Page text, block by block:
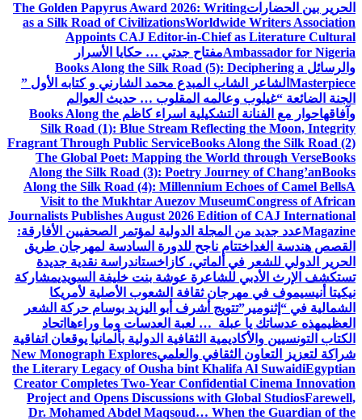
الحرير بين الحضاراتThe Golden Papyrus Award 2026: Writing
as a Silk Road of CivilizationsWorldwide Writers Association
Appoints CAJ Editor-in-Chief as Literature Cultural
Ambassador for Nigeriaمفتاح جدتي … حكايا الأسرار
والرسائل Books Along the Silk Road (5): Deciphering a
Masterpiece الشاعر الشاب المبدع محمد الشارني و كتابه الأول ”
الجنة الضائعة “غيلوب وعالمه المقلوب … حديث العوالم
وآفاقهاحوار مع الفنانة التشكيلية اسراء كاظم Books Along the
Silk Road (1): Blue Stream Reflecting the Moon, Integrity
Fragrant Through Public ServiceBooks Along the Silk Road (2)
The Global Poet: Mapping the World through VerseBooks
Along the Silk Road (3): Poetry Journey of Chang’anBooks
Along the Silk Road (4): Millennium Echoes of Camel BellsA
Visit to the Mukhtar Auezov MuseumCongress of African
Journalists Publishes August 2026 Edition of CAJ International
Magazineعدد جديد من المجلة الدولية لمؤتمر الصحفيين الأفارقة:
القصص هندسة الغد اختتام ناجح للدورة السادسة لمهرجان طريق
الحرير الدولي للشعر في ألماتي، كازاخستاندراسة نقدية جديدة
تستكشف الإرث الأدبي للشاعرة عوشة بنت خليفة السويديمشاركة
نيكيتا أنيسيموف في مهرجان ثقافة الشعوب الأصلية لأمريكا
الشمالية في “إثنومير”تتويج أشرف أبو اليزيد بوسام حركة الشعر
العظيمهذه عدساتك يا عبلة … لعبة العدسات وما وراءها اتحاد
الكتاب التونسيين والأكاديمية الثقافية الدولية بألمانيا يوقعان اتفاقية
شراكة لتعزيز التعاون الثقافي والعلميNew Monograph Explores
the Literary Legacy of Ousha bint Khalifa Al SuwaidiEgyptian
Creator Completes Two-Year Confidential Cinema Innovation
Project and Opens Discussions with Global StudiosFarewell,
Dr. Mohamed Abdel Maqsoud… When the Guardian of the